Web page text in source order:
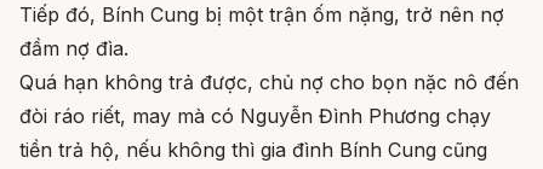
Tiếp đó, Bính Cung bị một trận ốm nặng, trở nên nợ
đầm nợ đìa.
Quá hạn không trả được, chủ nợ cho bọn nặc nô đến
đòi ráo riết, may mà có Nguyễn Đình Phương chạy
tiền trả hộ, nếu không thì gia đình Bính Cung cũng